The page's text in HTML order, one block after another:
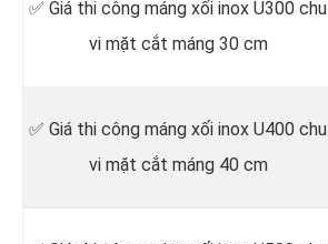
✅ Giá thi công máng xối inox U300 chu
vi mặt cắt máng 30 cm
✅ Giá thi công máng xối inox U400 chu
vi mặt cắt máng 40 cm